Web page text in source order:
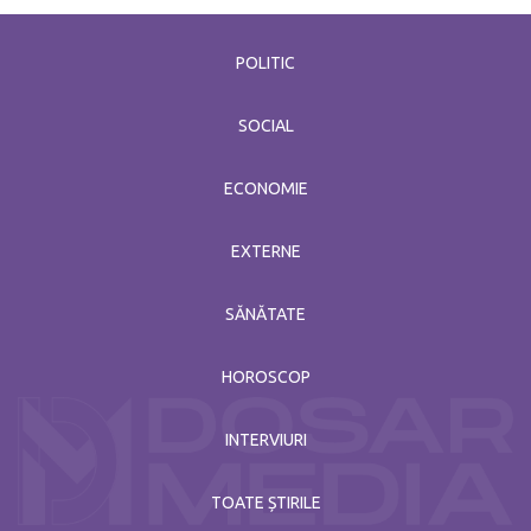
POLITIC
SOCIAL
ECONOMIE
EXTERNE
SĂNĂTATE
HOROSCOP
INTERVIURI
TOATE ȘTIRILE